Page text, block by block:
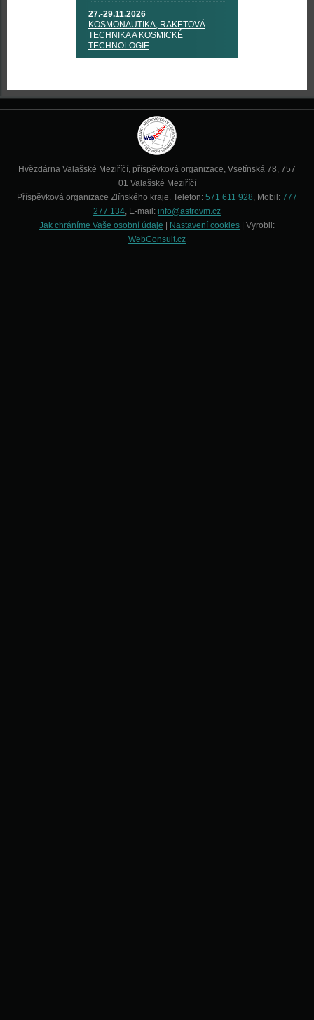
27.-29.11.2026
KOSMONAUTIKA, RAKETOVÁ
TECHNIKA A KOSMICKÉ
TECHNOLOGIE
Hvězdárna Valašské Meziříčí, příspěvková organizace, Vsetínská 78, 757
01 Valašské Meziříčí
Příspěvková organizace Zlínského kraje. Telefon: 571 611 928, Mobil: 777
277 134, E-mail: info@astrovm.cz
Jak chráníme Vaše osobní údaje
Nastavení cookies | Vyrobil:
WebConsult.cz